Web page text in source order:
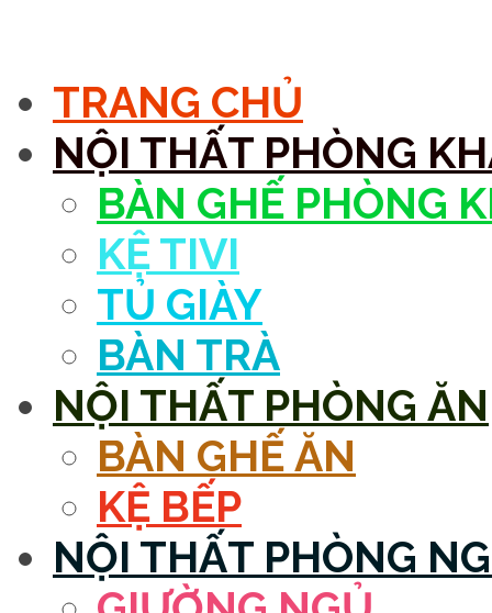
TRANG CHỦ
NỘI THẤT PHÒNG
BÀN GHẾ PHÒNG
KỆ TIVI
TỦ GIÀY
BÀN TRÀ
NỘI THẤT PHÒNG ĂN
BÀN GHẾ ĂN
KỆ BẾP
NỘI THẤT PHÒNG